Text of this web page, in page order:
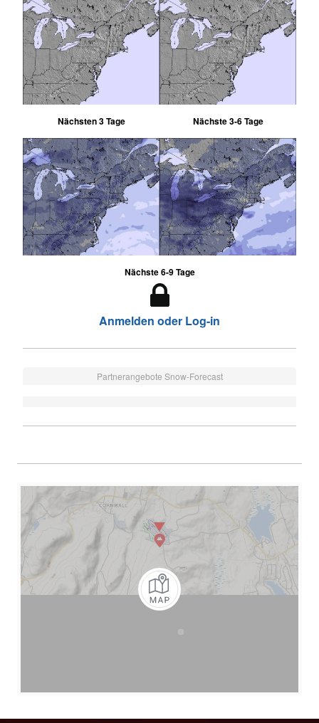
Nächsten 3 Tage Nächste 3-6 Tage
Nächste 6-9 Tage
Anmelden oder Log-in
Partnerangebote Snow-Forecast